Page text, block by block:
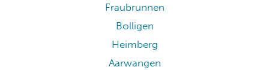
Fraubrunnen
Bolligen
Heimberg
Aarwangen